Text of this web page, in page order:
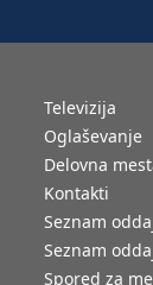
Televizija
Oglaševanje
Delovna
Kontakti
Seznam
Seznam
Spored za